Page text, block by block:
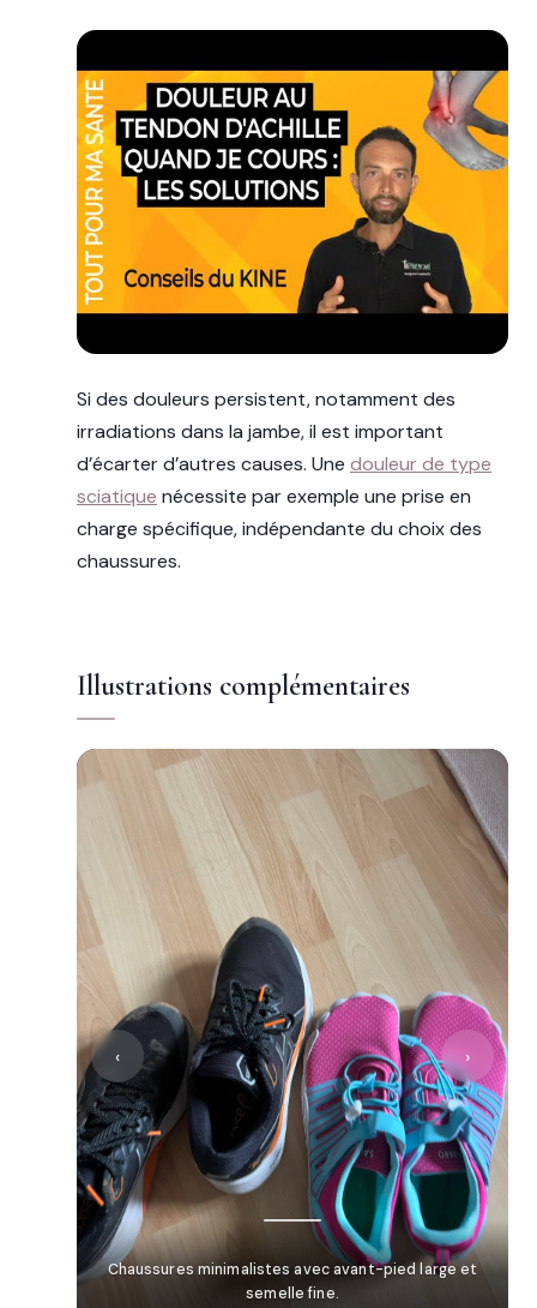
Si des douleurs persistent, notamment des
irradiations dans la jambe, il est important
d’écarter d’autres causes. Une douleur de type
sciatique nécessite par exemple une prise en
charge spécifique, indépendante du choix des
chaussures.
Illustrations complémentaires
Chaussures minimalistes avec avant-pied large et
semelle fine.
‹ ›